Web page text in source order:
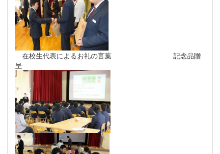
在校生代表によるお礼の言葉 記念品贈
呈